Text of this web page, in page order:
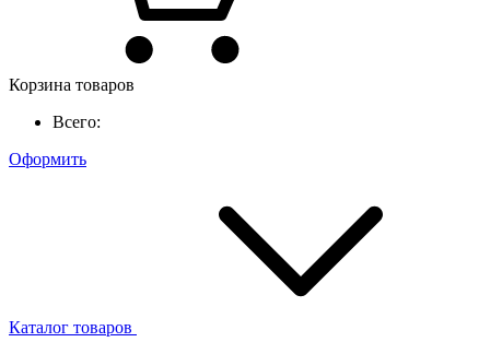
Корзина товаров
Всего:
Оформить
Каталог товаров